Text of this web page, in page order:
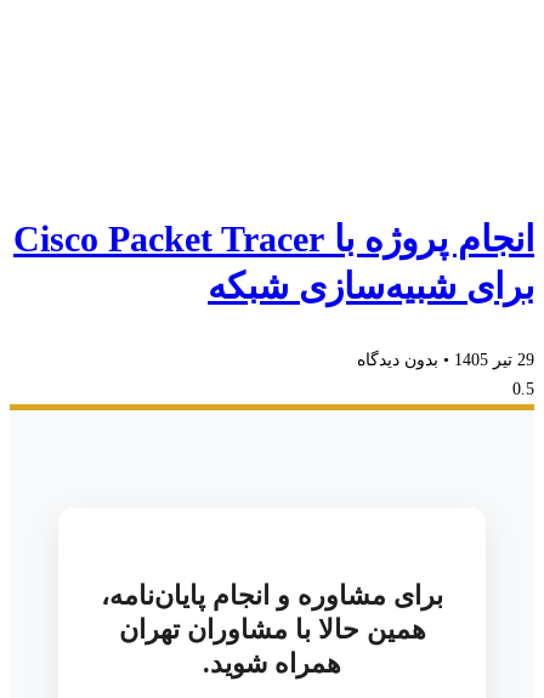
انجام پروژه با Cisco Packet Tracer
برای شبیه‌سازی شبکه
29 تیر 1405 بدون دیدگاه
برای مشاوره و انجام پایان‌نامه،
همین حالا با مشاوران تهران
همراه شوید.